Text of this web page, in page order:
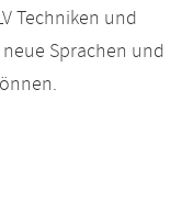
Techniken und
Sprachen und